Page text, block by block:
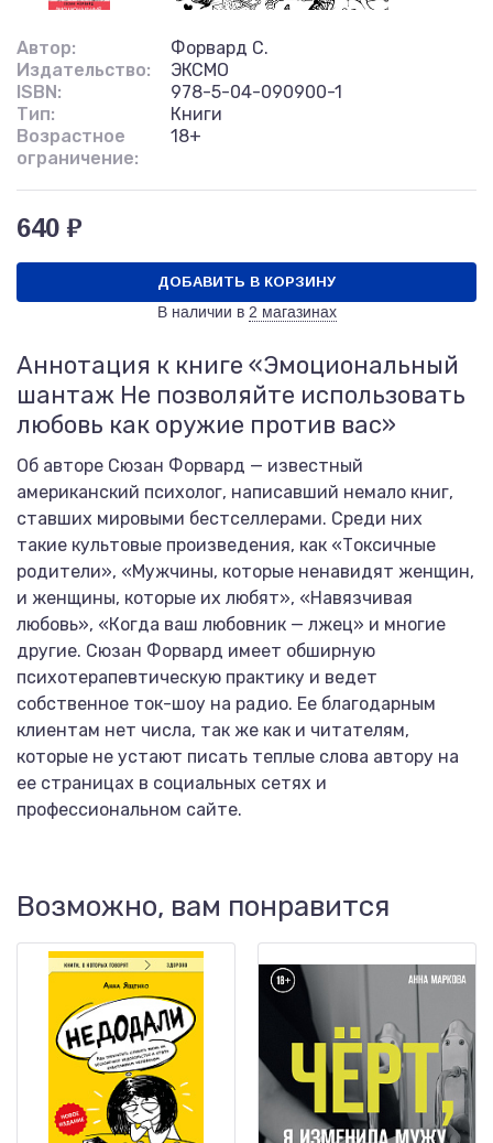
Автор:
Форвард С.
Издательство:
ЭКСМО
ISBN:
978-5-04-090900-1
Тип:
Книги
Возрастное
ограничение:
18+
640 ₽
ДОБАВИТЬ В КОРЗИНУ
В наличии в 2 магазинах
Аннотация к книге «Эмоциональный
шантаж Не позволяйте использовать
любовь как оружие против вас»
Об авторе Сюзан Форвард — известный
американский психолог, написавший немало книг,
ставших мировыми бестселлерами. Среди них
такие культовые произведения, как «Токсичные
родители», «Мужчины, которые ненавидят женщин,
и женщины, которые их любят», «Навязчивая
любовь», «Когда ваш любовник — лжец» и многие
другие. Сюзан Форвард имеет обширную
психотерапевтическую практику и ведет
собственное ток-шоу на радио. Ее благодарным
клиентам нет числа, так же как и читателям,
которые не устают писать теплые слова автору на
ее страницах в социальных сетях и
профессиональном сайте.
Возможно, вам понравится